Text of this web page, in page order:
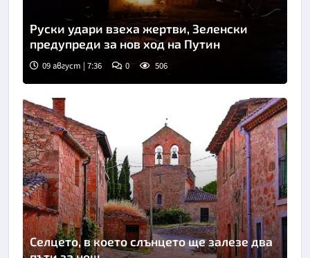
Руски удари взеха жертви, Зеленски
предупреди за нов ход на Путин
09 август | 7:36 0 506
Селцето, в което слънцето ще залезе два